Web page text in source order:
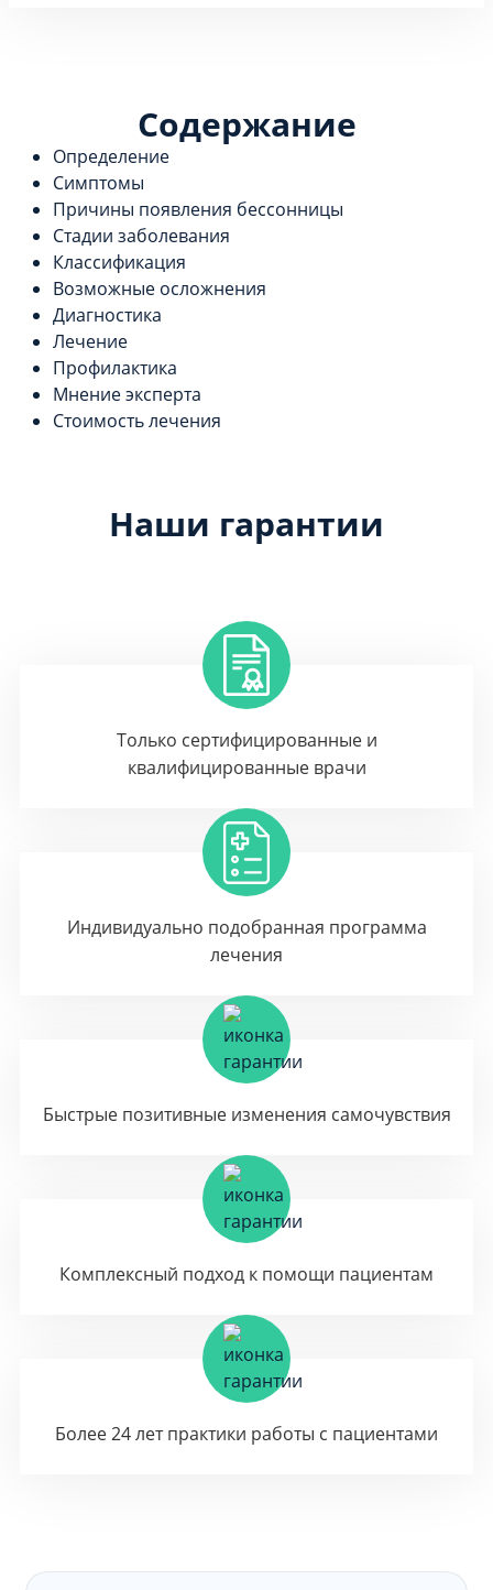
Содержание
Определение
Симптомы
Причины появления бессонницы
Стадии заболевания
Классификация
Возможные осложнения
Диагностика
Лечение
Профилактика
Мнение эксперта
Стоимость лечения
Наши гарантии
Только сертифицированные и
квалифицированные врачи
Индивидуально подобранная программа
лечения
Быстрые позитивные изменения самочувствия
Комплексный подход к помощи пациентам
Более 24 лет практики работы с пациентами